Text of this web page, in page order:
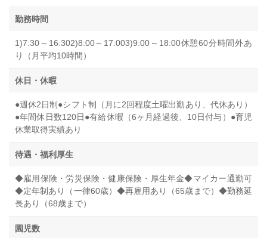
勤務時間
1)7:30～16:302)8:00～17:003)9:00～18:00休憩60分時間外あ
り（月平均10時間）
休日・休暇
●週休2日制●シフト制（月に2回程度土曜出勤あり、代休あり）
●年間休日数120日●有給休暇（6ヶ月経過後、10日付与）●育児
休業取得実績あり
待遇・福利厚生
◆雇用保険・労災保険・健康保険・厚生年金◆マイカー通勤可
◆定年制あり（一律60歳）◆再雇用あり（65歳まで）◆勤務延
長あり（68歳まで）
園児数